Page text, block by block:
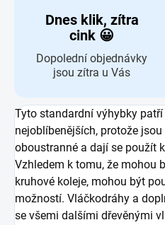
Dnes klik, zítra
cink 😀
Dopolední objednávky
jsou zítra u Vás
Tyto standardní výhybky
nejoblíbenějších, protože
oboustranné a dají se použít
Vzhledem k tomu, že mohou
kruhové koleje, mohou být
možností. Vláčkodráhy a
se všemi dalšími dřevěnými